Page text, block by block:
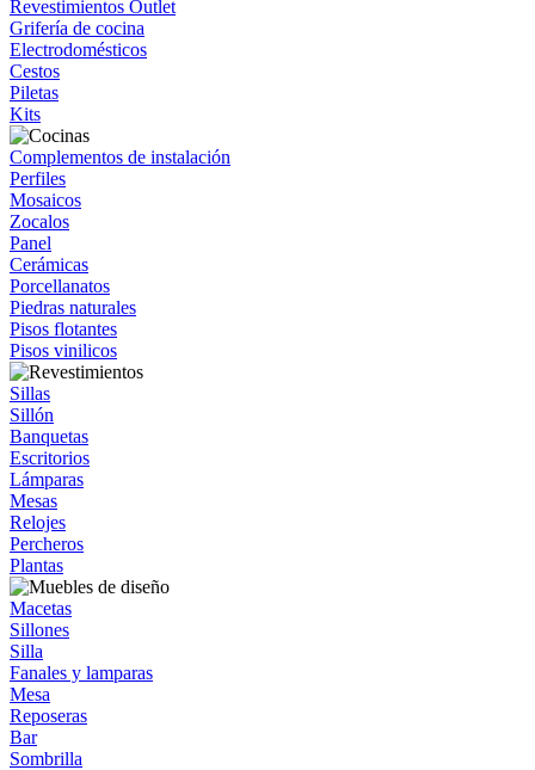
Revestimientos Outlet
Grifería de cocina
Electrodomésticos
Cestos
Piletas
Kits
Complementos de instalación
Perfiles
Mosaicos
Zocalos
Panel
Cerámicas
Porcellanatos
Piedras naturales
Pisos flotantes
Pisos vinilicos
Sillas
Sillón
Banquetas
Escritorios
Lámparas
Mesas
Relojes
Percheros
Plantas
Macetas
Sillones
Silla
Fanales y lamparas
Mesa
Reposeras
Bar
Sombrilla